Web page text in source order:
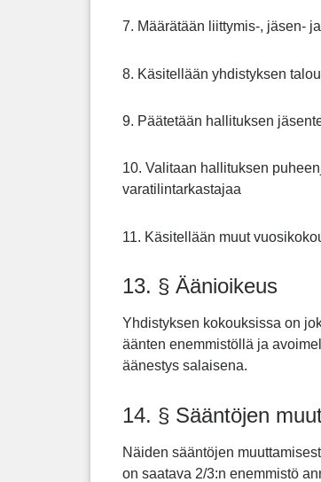
7. Määrätään liittymis-, jäsen-
8. Käsitellään yhdistyksen
9. Päätetään hallituksen
10. Valitaan hallituksen
varatilintarkastajaa
11. Käsitellään muut
13. § Äänioikeus
Yhdistyksen kokouksissa on
äänten enemmistöllä ja
äänestys salaisena.
14. § Sääntöjen
Näiden sääntöjen
on saatava 2/3:n enemmistö